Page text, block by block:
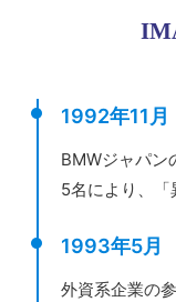
1992年11月
BMWジャパン
5名により、「
1993年5月
外資系企業の